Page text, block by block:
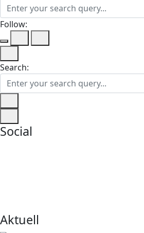
Follow:
Search:
Social
Aktuell